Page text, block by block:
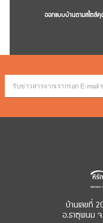
ออกแบบบ้านตามสไตล์คุ
บ้านเลขที่
อ.ธาตุพนม